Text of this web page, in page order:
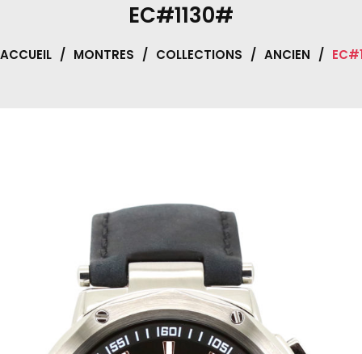
EC#1130#
ACCUEIL / MONTRES / COLLECTIONS / ANCIEN /